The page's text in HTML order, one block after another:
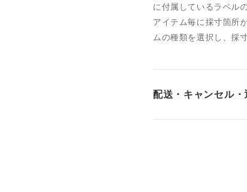
に付属しているラベル
アイテム毎に採寸箇所
ムの種類を選択し、採
配送・キャンセル・